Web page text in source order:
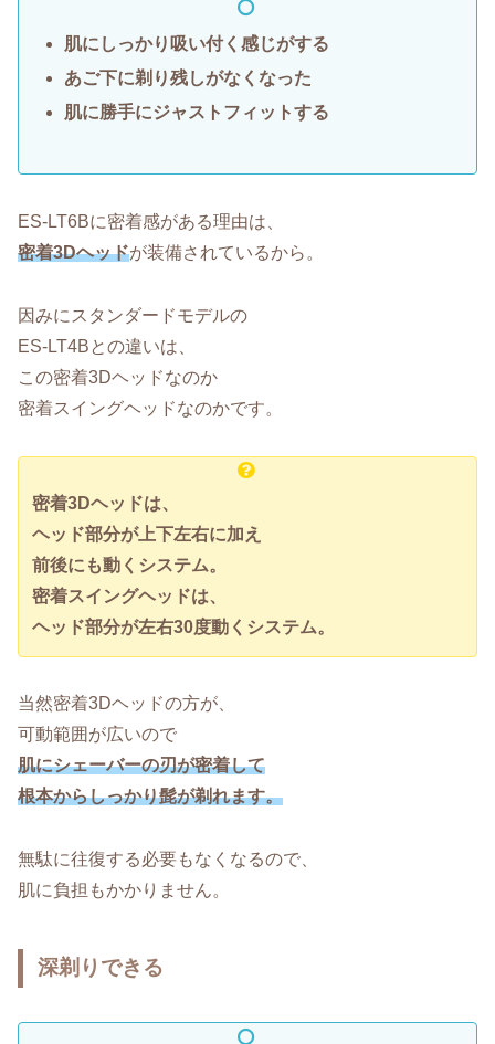
肌にしっかり吸い付く感じがする
あご下に剃り残しがなくなった
肌に勝手にジャストフィットする
ES-LT6Bに密着感がある理由は、
密着3Dヘッドが装備されているから。
因みにスタンダードモデルの
ES-LT4Bとの違いは、
この密着3Dヘッドなのか
密着スイングヘッドなのかです。
密着3Dヘッドは、
ヘッド部分が上下左右に加え
前後にも動くシステム。
密着スイングヘッドは、
ヘッド部分が左右30度動くシステム。
当然密着3Dヘッドの方が、
可動範囲が広いので
肌にシェーバーの刃が密着して
根本からしっかり髭が剃れます。
無駄に往復する必要もなくなるので、
肌に負担もかかりません。
深剃りできる